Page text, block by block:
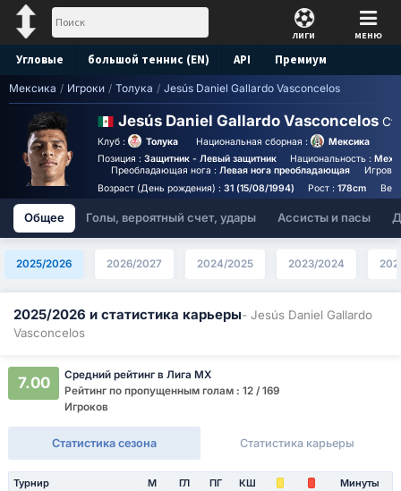
ЛИГИ МЕНЮ
Угловые большой теннис (EN) API Премиум
Прогноз
Мексика / Игроки / Толука / Jesús Daniel Gallardo Vasconcelos
Jesús Daniel Gallardo Vasconcelos
Клуб : Толука Национальная сборная :
Мексика
Позиция : Защитник - Левый защитник Национальность :
Преобладающая нога :Левая нога преобладающая
Возраст (День рождения) : 31 (15/08/1994) Рост :178cm Вес
Общее Голы, вероятный счет, удары Ассисты и пасы
2025/2026 2026/2027 2024/2025 2023/2024
2025/2026 и статистика карьеры- Jesús Daniel Gallardo
Vasconcelos
7.00
Средний рейтинг в Лига МХ
Рейтинг по пропущенным голам : 12 / 169
Игроков
Статистика сезона Статистика карьеры
Турнир М ГЛ ПГ КШ Минуты